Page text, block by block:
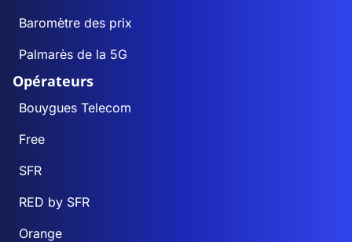
Baromètre des prix
Palmarès de la 5G
Opérateurs
Bouygues Telecom
Free
SFR
RED by SFR
Orange